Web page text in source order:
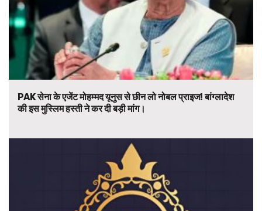
PAK सेना के एजेंट मोहम्मद यूनुस से छीन लो नोबल प्राइज! बांग्लादेश
की इस मुस्लिम हस्ती ने कर दी बड़ी मांग।